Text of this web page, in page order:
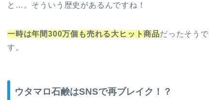
と…。そういう歴史があるんですね！
一時は年間300万個も売れる大ヒット商品だったそうで
す。
ウタマロ石鹸はSNSで再ブレイク！？